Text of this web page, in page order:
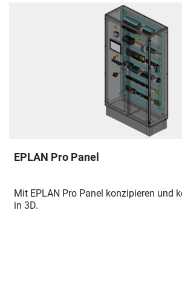
EPLAN Pro Panel
Mit EPLAN Pro Panel konzipieren und
in 3D.